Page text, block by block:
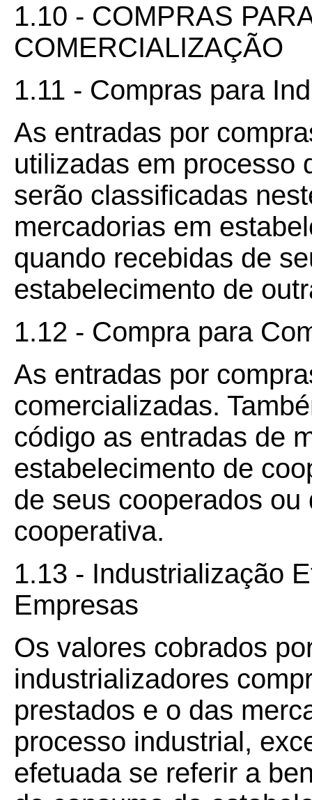
1.10 - COMPRAS
COMERCIALIZAÇÃO
1.11 - Compras para
As entradas por
utilizadas em processo
serão classificadas
mercadorias em
quando recebidas de
estabelecimento de
1.12 - Compra para
As entradas por
comercializadas.
código as entradas de
estabelecimento de
de seus cooperados
cooperativa.
1.13 - Industrialização
Empresas
Os valores cobrados
industrializadores
prestados e o das
processo industrial,
efetuada se referir a